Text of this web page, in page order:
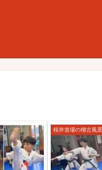
桜井道場の稽古風景